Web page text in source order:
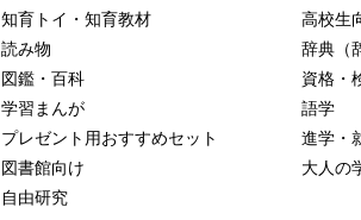
知育トイ・知育教材
読み物
図鑑・百科
学習まんが
プレゼント用おすすめセット
図書館向け
自由研究
高校生
辞典（
資格・
語学
進学・
大人の